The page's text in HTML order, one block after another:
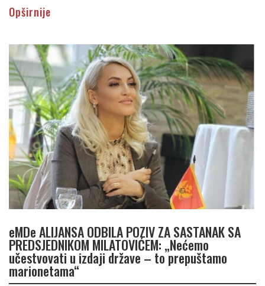
Opširnije
eMDe ALIJANSA ODBILA POZIV ZA SASTANAK SA
PREDSJEDNIKOM MILATOVIĆEM: „Nećemo
učestvovati u izdaji države – to prepuštamo
marionetama“